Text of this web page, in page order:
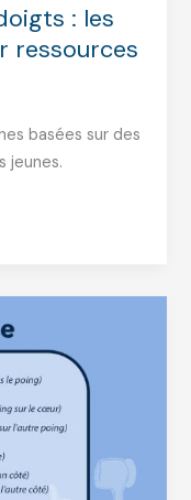
: les
ressources
basées sur des
jeunes.